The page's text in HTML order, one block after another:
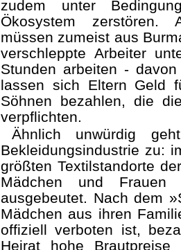
zudem unter
Ökosystem zerstören.
müssen zumeist aus
verschleppte Arbeiter
Stunden arbeiten -
lassen sich Eltern Geld
Söhnen bezahlen, die
verpflichten.
Ähnlich unwürdig
Bekleidungsindustrie zu:
größten Textilstandorte
Mädchen und Frauen
ausgebeutet. Nach dem
Mädchen aus ihren
offiziell verboten ist,
Heirat hohe